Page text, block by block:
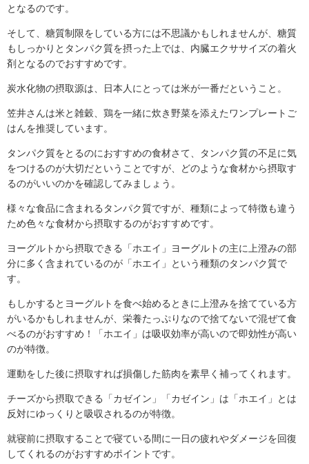
となるのです。
そして、糖質制限をしている方には不思議かもしれませんが、糖質
もしっかりとタンパク質を摂った上では、内臓エクササイズの着火
剤となるのでおすすめです。
炭水化物の摂取源は、日本人にとっては米が一番だということ。
笠井さんは米と雑穀、鶏を一緒に炊き野菜を添えたワンプレートご
はんを推奨しています。
タンパク質をとるのにおすすめの食材さて、タンパク質の不足に気
をつけるのが大切だということですが、どのような食材から摂取す
るのがいいのかを確認してみましょう。
様々な食品に含まれるタンパク質ですが、種類によって特徴も違う
ため色々な食材から摂取するのがおすすめです。
ヨーグルトから摂取できる「ホエイ」ヨーグルトの主に上澄みの部
分に多く含まれているのが「ホエイ」という種類のタンパク質で
す。
もしかするとヨーグルトを食べ始めるときに上澄みを捨てている方
がいるかもしれませんが、栄養たっぷりなので捨てないで混ぜて食
べるのがおすすめ！「ホエイ」は吸収効率が高いので即効性が高い
のが特徴。
運動をした後に摂取すれば損傷した筋肉を素早く補ってくれます。
チーズから摂取できる「カゼイン」「カゼイン」は「ホエイ」とは
反対にゆっくりと吸収されるのが特徴。
就寝前に摂取することで寝ている間に一日の疲れやダメージを回復
してくれるのがおすすめポイントです。